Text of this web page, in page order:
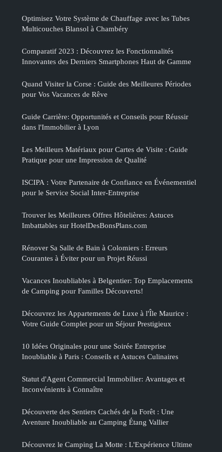
Optimisez Votre Système de Chauffage avec les Tubes
Multicouches Blansol à Chambéry
Comparatif 2023 : Découvrez les Fonctionnalités
Innovantes des Derniers Smartphones Haut de Gamme
Quand Visiter la Corse : Guide des Meilleures Périodes
pour Vos Vacances de Rêve
Guide Carrière: Opportunités et Conseils pour Réussir
dans l'Immobilier à Lyon
Les Meilleurs Matériaux pour Cartes de Visite : Guide
Pratique pour une Impression de Qualité
ISCIPA : Votre Partenaire de Confiance en Événementiel
pour le Service Social Inter-Entreprise
Trouver les Meilleures Offres Hôtelières: Astuces
Imbattables sur HotelDesBonsPlans.com
Rénover Sa Salle de Bain à Colomiers : Erreurs
Courantes à Éviter pour un Projet Réussi
Vacances Inoubliables à Belgentier: Top Emplacements
de Camping pour Familles Découverts!
Découvrez les Appartements de Luxe à l'Île Maurice :
Votre Guide Complet pour un Séjour Prestigieux
10 Idées Originales pour une Soirée Entreprise
Inoubliable à Paris : Conseils et Astuces Culinaires
Statut d'Agent Commercial Immobilier: Avantages et
Inconvénients à Connaître
Découverte des Sentiers Cachés de la Forêt : Une
Aventure Inoubliable au Camping Étang Vallier
Découvrez le Camping La Motte : L'Expérience Ultime